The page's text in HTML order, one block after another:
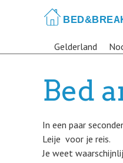
Gelderland
Bed
In een paar
Leije voor je reis.
Je weet